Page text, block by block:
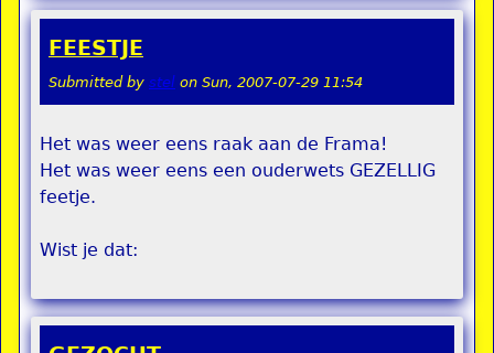
FEESTJE
Submitted by stel on Sun, 2007-07-29 11:54
Het was weer eens raak aan de Frama!
Het was weer eens een ouderwets GEZELLIG
feetje.
Wist je dat: